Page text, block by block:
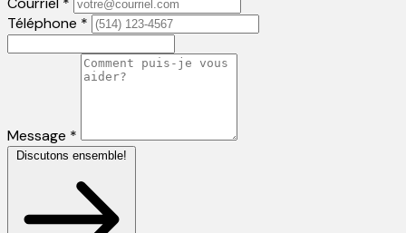
Téléphone *
Message *
Discutons ensemble!